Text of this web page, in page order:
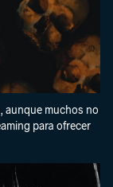
aunque muchos no
para ofrecer